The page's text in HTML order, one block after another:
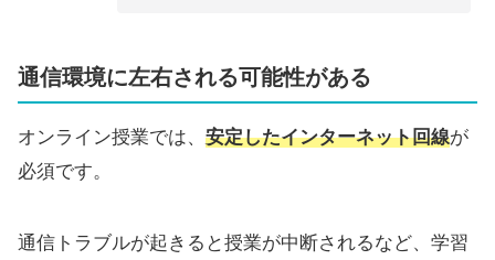
通信環境に左右される可能性がある
オンライン授業では、 安定したインターネット回線が
必須です。
通信トラブルが起きると授業が中断されるなど、学習